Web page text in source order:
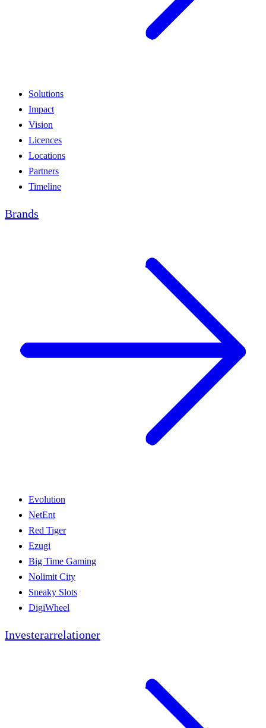
Solutions
Impact
Vision
Licences
Locations
Partners
Timeline
Brands
Evolution
NetEnt
Red Tiger
Ezugi
Big Time Gaming
Nolimit City
Sneaky Slots
DigiWheel
Investerarrelationer